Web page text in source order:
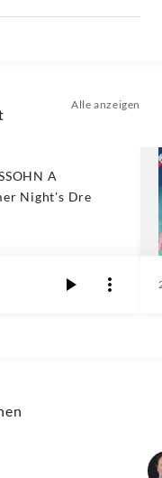
Alle anzeigen
A
Night's Dre